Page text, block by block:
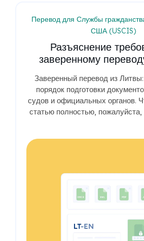
Перевод для Службы
США (USCIS)
Разъяснение
заверенному
Заверенный перевод из
порядок подготовки
судов и официальных органов.
статью полностью,